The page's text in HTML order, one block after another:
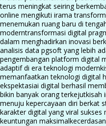
terus meningkat seiring
online mengikuti irama
menemukan ruang baru di
moderntransformasi digital
dalam menghadirkan inovasi
analisis data pgsoft yang lebih
pengembangan platform digital
adaptif di era teknologi modern
memanfaatkan teknologi digital
ekspektasiai digital berhasil
bikin banyak orang terkejutkisah
menuju kepercayaan diri berkat
karakter digital yang viral
keuntungan maksimal